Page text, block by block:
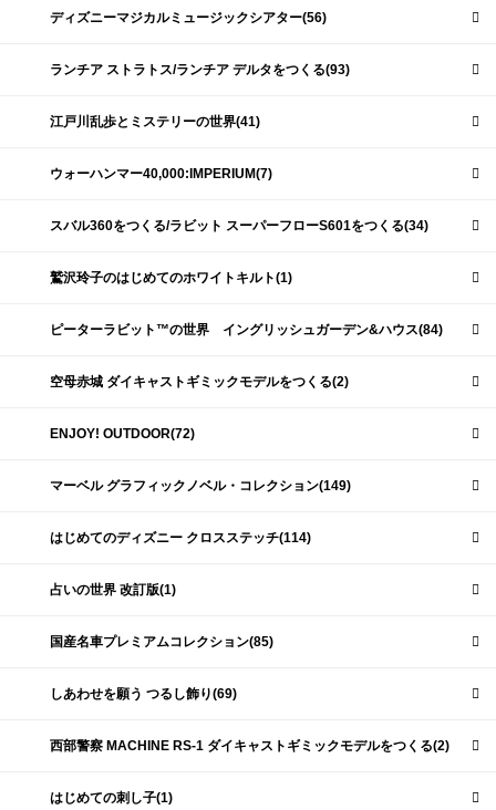
ディズニーマジカルミュージックシアター(56)
ランチア ストラトス/ランチア デルタをつくる(93)
江戸川乱歩とミステリーの世界(41)
ウォーハンマー40,000:IMPERIUM(7)
スバル360をつくる/ラビット スーパーフローS601をつくる(34)
鷲沢玲子のはじめてのホワイトキルト(1)
ピーターラビット™の世界 イングリッシュガーデン&ハウス(84)
空母赤城 ダイキャストギミックモデルをつくる(2)
ENJOY! OUTDOOR(72)
マーベル グラフィックノベル・コレクション(149)
はじめてのディズニー クロスステッチ(114)
占いの世界 改訂版(1)
国産名車プレミアムコレクション(85)
しあわせを願う つるし飾り(69)
西部警察 MACHINE RS-1 ダイキャストギミックモデルをつくる(2)
はじめての刺し子(1)